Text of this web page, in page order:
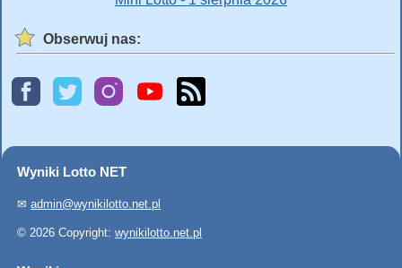
Obserwuj nas:
Wyniki Lotto NET
✉ admin@wynikilotto.net.pl
© 2026 Copyright: wynikilotto.net.pl